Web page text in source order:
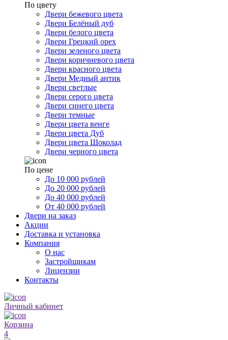
По цвету
Двери бежевого цвета
Двери Белёный дуб
Двери белого цвета
Двери Грецкий орех
Двери зеленого цвета
Двери коричневого цвета
Двери красного цвета
Двери Медный антик
Двери светлые
Двери серого цвета
Двери синего цвета
Двери темные
Двери цвета венге
Двери цвета Дуб
Двери цвета Шоколад
Двери черного цвета
По цене
До 10 000 рублей
До 20 000 рублей
До 40 000 рублей
От 40 000 рублей
Двери на заказ
Акции
Доставка и установка
Компания
О нас
Застройщикам
Лицензии
Контакты
Личный кабинет
Корзина
4